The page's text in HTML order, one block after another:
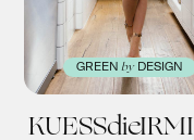
GREEN by DESIGN
KUESSdieIRMI